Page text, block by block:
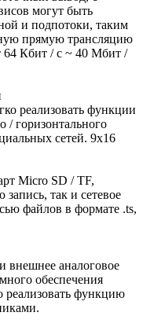
могут быть
и подпотоки, таким
прямую трансляцию
64 Кбит / с ~ 40 Мбит /
реализовать функции
/ горизонтального
сетей. 9х16
Micro SD / TF,
так и сетевое
файлов в формате .ts,
внешнее аналоговое
обеспечения
функцию